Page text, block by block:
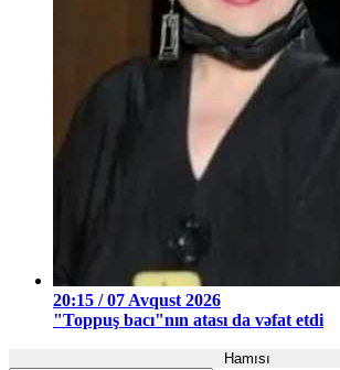
20:15 / 07 Avqust 2026
"Toppuş bacı"nın atası da vəfat etdi
Hamısı